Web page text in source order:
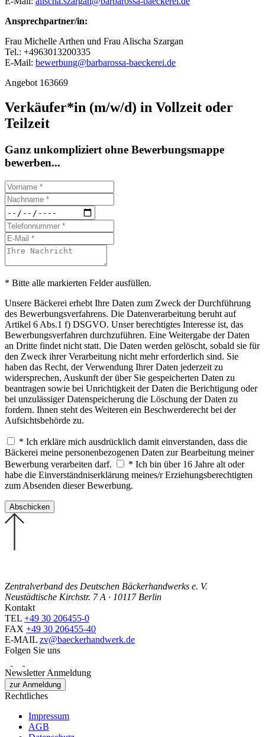
Ansprechpartner/in:
Frau Michelle Arthen und Frau Alischa Szargan
Tel.: +4963013200335
E-Mail: bewerbung@barbarossa-baeckerei.de
Angebot 163669
Verkäufer*in (m/w/d) in Vollzeit oder
Teilzeit
Ganz unkompliziert ohne Bewerbungsmappe
bewerben...
* Bitte alle markierten Felder ausfüllen.
Unsere Bäckerei erhebt Ihre Daten zum Zweck der Durchführung
des Bewerbungsverfahrens. Die Datenverarbeitung beruht auf
Artikel 6 Abs.1 f) DSGVO. Unser berechtigtes Interesse ist, das
Bewerbungsverfahren durchzuführen. Eine Weitergabe der Daten
an Dritte findet nicht statt. Die Daten werden gelöscht, sobald sie für
den Zweck ihrer Verarbeitung nicht mehr erforderlich sind. Sie
haben das Recht, der Verwendung Ihrer Daten jederzeit zu
widersprechen, Auskunft der über Sie gespeicherten Daten zu
beantragen sowie bei Unrichtigkeit der Daten die Berichtigung oder
bei unzulässiger Datenspeicherung die Löschung der Daten zu
fordern. Ihnen steht des Weiteren ein Beschwerderecht bei der
Aufsichtsbehörde zu.
* Ich erkläre mich ausdrücklich damit einverstanden, dass die
Bäckerei meine personenbezogenen Daten zur Bearbeitung meiner
Bewerbung verarbeiten darf.
* Ich bin über 16 Jahre alt oder
habe die Einverständniserklärung meines/r Erziehungsberechtigten
zum Absenden dieser Bewerbung.
Zentralverband des Deutschen Bäckerhandwerks e. V.
Neustädtische Kirchstr. 7 A · 10117 Berlin
Kontakt
TEL +49 30 206455-0
FAX +49 30 206455-40
E-MAIL zv@baeckerhandwerk.de
Folgen Sie uns
Newsletter Anmeldung
zur Anmeldung
Rechtliches
Impressum
AGB